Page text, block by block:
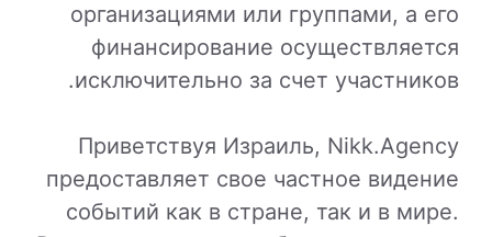
организациями или группами, а его
финансирование осуществляется
исключительно за счет участников.
Приветствуя Израиль, Nikk.Agency
предоставляет свое частное видение
событий как в стране, так и в мире.